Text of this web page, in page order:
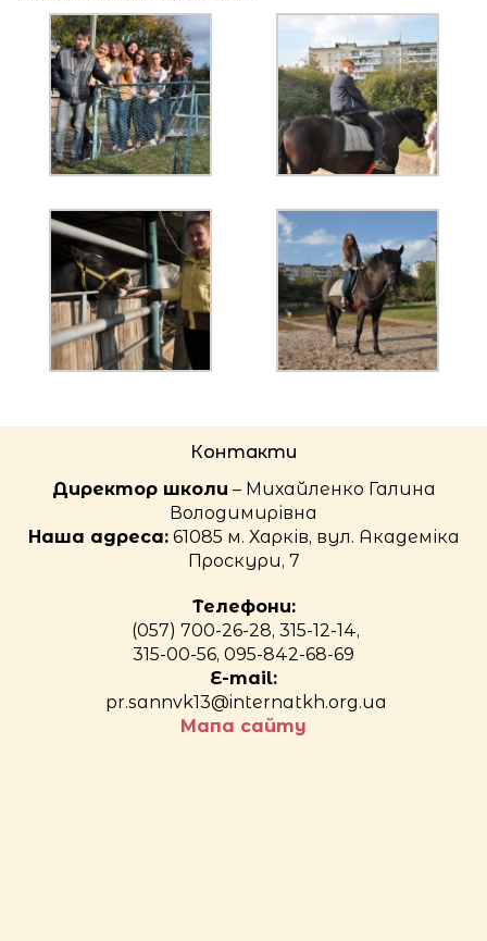
Контакти
Директор школи – Михайленко Галина
Володимирівна
Наша адреса:61085 м. Харків, вул. Академіка
Проскури, 7
Телефони:
(057) 700-26-28, 315-12-14,
315-00-56, 095-842-68-69
E-mail:
pr.sannvk13@internatkh.org.ua
Мапа сайту